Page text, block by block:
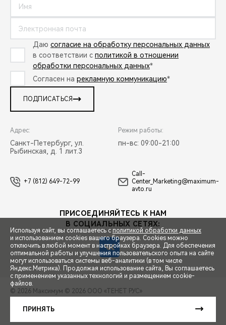
СПЕЦПРЕДЛОЖЕНИЯ
ЗАПИСЬ НА ТЕСТ-ДРАЙВ
Даю согласие на обработку персональных данных
в соответствии с политикой в отношении
обработки персональных данных*
Согласен на рекламную коммуникацию*
ПОДПИСАТЬСЯ
Адрес:
Санкт-Петербург, ул.
Рыбинская, д. 1 лит.3
Режим работы:
пн-вс: 09:00-21:00
+7 (812) 649-72-99
Call-
Center_Marketing@maximum-
avto.ru
ПРИСОЕДИНЯЙТЕСЬ К НАМ
В СОЦИАЛЬНЫХ СЕТЯХ:
© 2026 Максимум © 2026 ООО «ТЕНЕТ РУС»
Сделано в ПЕРКС
Используя сайт, вы соглашаетесь с политикой обработки данных
и использованием cookies вашего браузера. Cookies можно
отключить в любой момент в настройках браузера. Для обеспечения
оптимальной работы и улучшения пользовательского опыта на сайте
могут использоваться системы веб-аналитики (в том числе
Яндекс.Метрика). Продолжая использование сайта, Вы соглашаетесь
с применением указанных технологий и размещением cookie-
файлов.
ПРИНЯТЬ